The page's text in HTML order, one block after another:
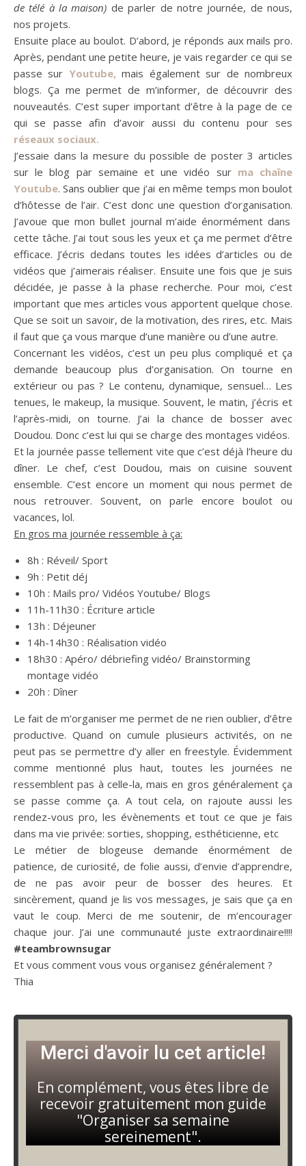
de télé à la maison) de parler de notre journée, de nous,
nos projets.
Ensuite place au boulot. D’abord, je réponds aux mails pro.
Après, pendant une petite heure, je vais regarder ce qui se
passe sur Youtube, mais également sur de nombreux
blogs. Ça me permet de m’informer, de découvrir des
nouveautés. C’est super important d’être à la page de ce
qui se passe afin d’avoir aussi du contenu pour ses
réseaux sociaux.
J’essaie dans la mesure du possible de poster 3 articles
sur le blog par semaine et une vidéo sur ma chaîne
Youtube. Sans oublier que j’ai en même temps mon boulot
d’hôtesse de l’air. C’est donc une question d’organisation.
J’avoue que mon bulletjournal m’aide énormément dans
cette tâche. J’ai tout sous les yeux et ça me permet d’être
efficace. J’écris dedans toutes les idées d’articles ou de
vidéos que j’aimerais réaliser. Ensuite une fois que je suis
décidée, je passe à la phase recherche. Pour moi, c’est
important que mes articles vous apportent quelque chose.
Que se soit un savoir, de la motivation, des rires, etc. Mais
il faut que ça vous marque d’une manière ou d’une autre.
Concernant les vidéos, c’est un peu plus compliqué et ça
demande beaucoup plus d’organisation. On tourne en
extérieur ou pas ? Le contenu, dynamique, sensuel… Les
tenues, le makeup, la musique. Souvent, le matin, j’écris et
l’après-midi, on tourne. J’ai la chance de bosser avec
Doudou. Donc c’est lui qui se charge des montages vidéos.
Et la journée passe tellement vite que c’est déjà l’heure du
dîner. Le chef, c’est Doudou, mais on cuisine souvent
ensemble. C’est encore un moment qui nous permet de
nous retrouver. Souvent, on parle encore boulot ou
vacances, lol.
En gros ma journée ressemble à ça:
8h : Réveil/ Sport
9h : Petit déj
10h : Mails pro/ Vidéos Youtube/ Blogs
11h-11h30 : Écriture article
13h : Déjeuner
14h-14h30 : Réalisation vidéo
18h30 : Apéro/ débriefing vidéo/ Brainstorming
montage vidéo
20h : Dîner
Le fait de m’organiser me permet de ne rien oublier, d’être
productive. Quand on cumule plusieurs activités, on ne
peut pas se permettre d’y aller en freestyle. Évidemment
comme mentionné plus haut, toutes les journées ne
ressemblent pas à celle-la, mais en gros généralement ça
se passe comme ça. A tout cela, on rajoute aussi les
rendez-vous pro, les évènements et tout ce que je fais
dans ma vie privée: sorties, shopping, esthéticienne, etc
Le métier de blogeuse demande énormément de
patience, de curiosité, de folie aussi, d’envie d’apprendre,
de ne pas avoir peur de bosser des heures. Et
sincèrement, quand je lis vos messages, je sais que ça en
vaut le coup. Merci de me soutenir, de m’encourager
chaque jour. J’ai une communauté juste extraordinaire!!!!
#teambrownsugar
Et vous comment vous vous organisez généralement ?
Thia
Merci d'avoir lu cet article!
En complément, vous êtes libre de
recevoir gratuitement mon guide
"Organiser sa semaine
sereinement".